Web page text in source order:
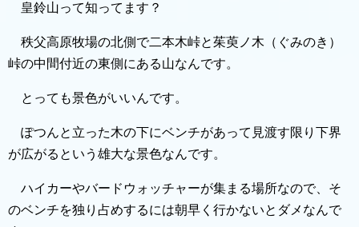
皇鈴山って知ってます？
秩父高原牧場の北側で二本木峠と茱萸ノ木（ぐみのき）
峠の中間付近の東側にある山なんです。
とっても景色がいいんです。
ぽつんと立った木の下にベンチがあって見渡す限り下界
が広がるという雄大な景色なんです。
ハイカーやバードウォッチャーが集まる場所なので、そ
のベンチを独り占めするには朝早く行かないとダメなんで